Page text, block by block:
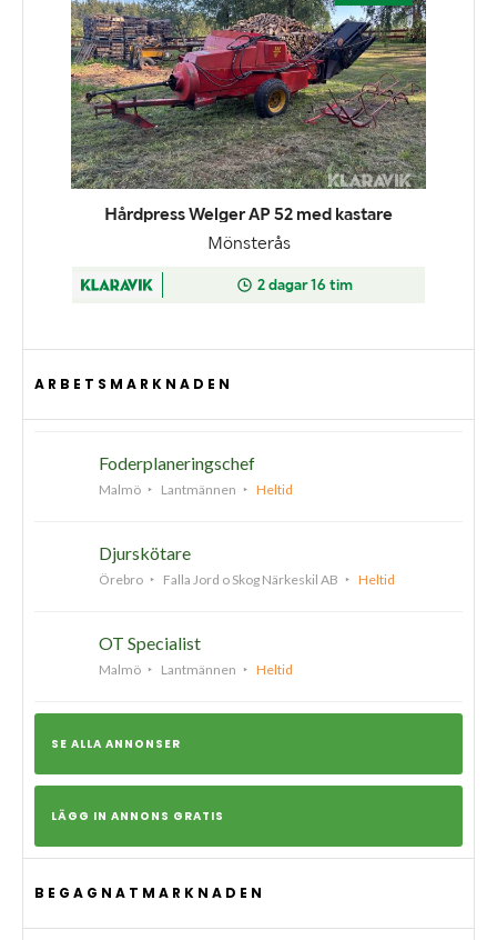
ARBETSMARKNADEN
Foderplaneringschef
Malmö Lantmännen Heltid
Djurskötare
Örebro Falla Jord o Skog Närkeskil AB Heltid
OT Specialist
Malmö Lantmännen Heltid
SE ALLA ANNONSER
LÄGG IN ANNONS GRATIS
BEGAGNATMARKNADEN